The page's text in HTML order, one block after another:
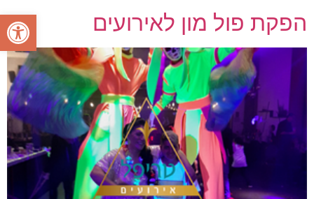
פתח הפקת פול מון לאירועים